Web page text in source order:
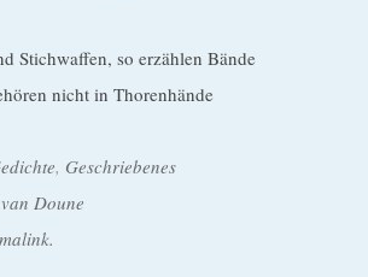
Stichwaffen, so erzählen Bände
nicht in Thorenhände
, Geschriebenes
Doune